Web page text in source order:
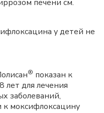
печени см.
у детей не
® показан к
лет для лечения
заболеваний,
моксифлоксацину